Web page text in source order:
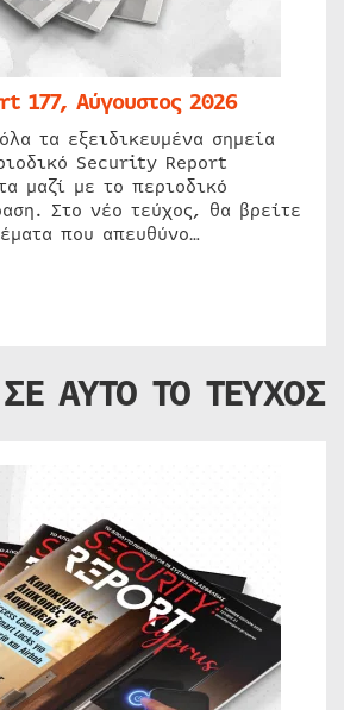
177, Αύγουστος 2026
τα εξειδικευμένα σημεία
Security Report
μαζί με το περιοδικό
Στο νέο τεύχος, θα βρείτε
που απευθύνο…
ΣΕ ΑΥΤΟ ΤΟ ΤΕΥΧΟΣ